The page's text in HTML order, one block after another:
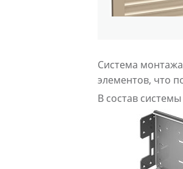
Система
элементов, что
В состав